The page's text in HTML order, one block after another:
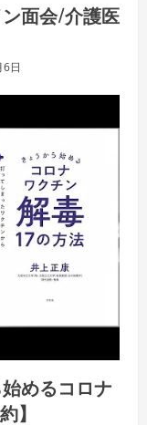
面会/介護医
日
めるコロナ
】